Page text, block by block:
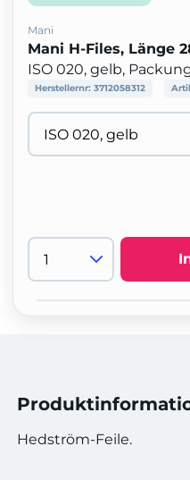
Mani
Mani H-Files, Länge
ISO 020, gelb,
Herstellernr: 3712058312
Hedström-Feile.